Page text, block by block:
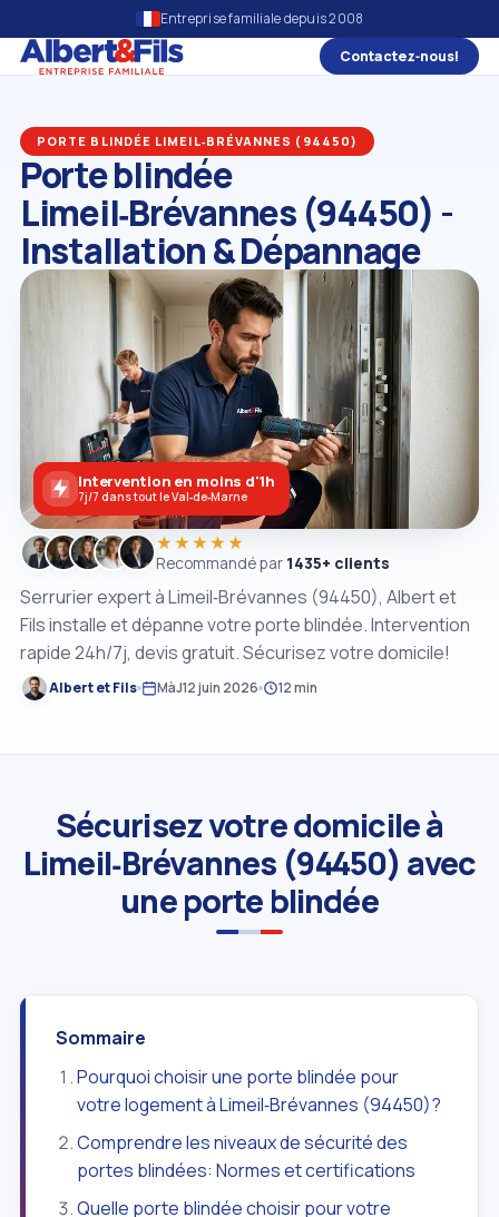
Entreprise familiale depuis 2008
Contactez‑nous!
PORTE BLINDÉE LIMEIL‑BRÉVANNES (94450)
Porte blindée
Limeil‑Brévannes (94450) -
Installation & Dépannage
Serrurier expert à Limeil‑Brévannes (94450), Albert et
Fils installe et dépanne votre porte blindée. Intervention
rapide 24h/7j, devis gratuit. Sécurisez votre domicile!
Albert et Fils MàJ12 juin 2026 12 min
★★★★★
Recommandé par 1435+ clients
Intervention en moins d'1h
7j/7 dans tout le Val‑de‑Marne
Sécurisez votre domicile à
Limeil‑Brévannes (94450) avec
une porte blindée
Sommaire
Pourquoi choisir une porte blindée pour
votre logement à Limeil‑Brévannes (94450)?
Comprendre les niveaux de sécurité des
portes blindées: Normes et certifications
Quelle porte blindée choisir pour votre